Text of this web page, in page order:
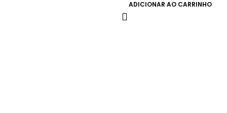
ADICIONAR AO CARRINHO